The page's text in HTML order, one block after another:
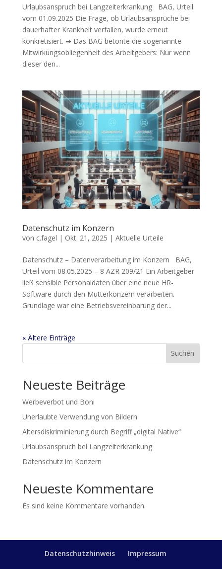
Urlaubsanspruch bei Langzeiterkrankung BAG, Urteil
vom 01.09.2025 Die Frage, ob Urlaubsansprüche bei
dauerhafter Krankheit verfallen, wurde erneut
konkretisiert. ➡ Das BAG betonte die sogenannte
Mitwirkungsobliegenheit des Arbeitgebers: Nur wenn
dieser den...
Datenschutz im Konzern
von c.fagel | Okt. 21, 2025 | Aktuelle Urteile
Datenschutz – Datenverarbeitung im Konzern BAG,
Urteil vom 08.05.2025 – 8 AZR 209/21 Ein Arbeitgeber
ließ sensible Personaldaten über eine neue HR-
Software durch den Mutterkonzern verarbeiten.
Grundlage war eine Betriebsvereinbarung der...
« Ältere Einträge
Suchen
Neueste Beiträge
Werbeverbot und Boni
Unerlaubte Verwendung von Bildern
Altersdiskriminierung durch Begriff „digital Native“
Urlaubsanspruch bei Langzeiterkrankung
Datenschutz im Konzern
Neueste Kommentare
Es sind keine Kommentare vorhanden.
Datenschutzhinweis Impressum